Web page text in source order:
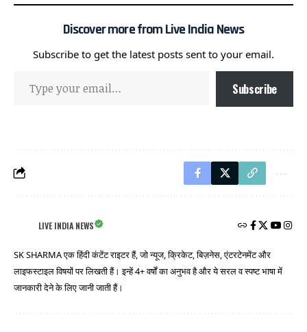
Discover more from Live India News
Subscribe to get the latest posts sent to your email.
Subscribe
LIVE INDIA NEWS
SK SHARMA एक हिंदी कंटेंट राइटर हैं, जो न्यूज, क्रिकेट, बिज़नेस, एंटरटेनमेंट और
लाइफस्टाइल विषयों पर लिखती हैं। इन्हें 4+ वर्षों का अनुभव है और ये सरल व स्पष्ट भाषा में
जानकारी देने के लिए जानी जाती हैं।